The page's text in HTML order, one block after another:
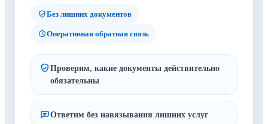
Без лишних документов
Оперативная обратная связь
Проверим, какие документы действительно
обязательны
Ответим без навязывания лишних услуг